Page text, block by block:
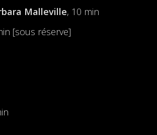
Malleville, 10 min
[sous réserve]